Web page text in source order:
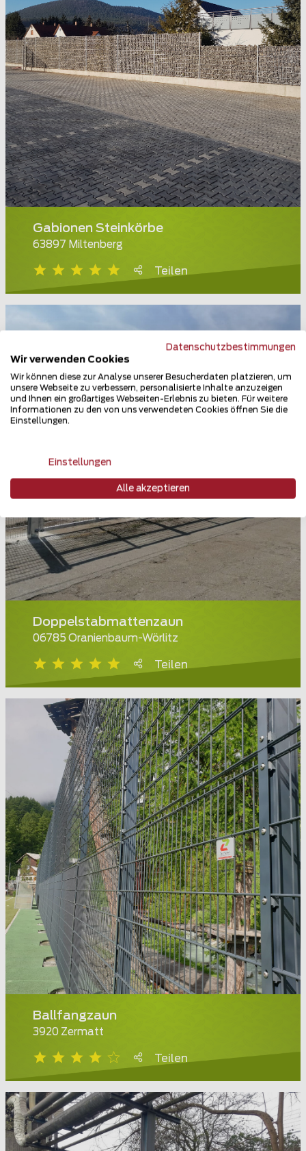
Gabionen Steinkörbe
63897 Miltenberg
Teilen
Doppelstabmattenzaun
06785 Oranienbaum-Wörlitz
Teilen
Ballfangzaun
3920 Zermatt
Teilen
Datenschutzbestimmungen
Wir verwenden Cookies
Wir können diese zur Analyse unserer Besucherdaten platzieren, um
unsere Webseite zu verbessern, personalisierte Inhalte anzuzeigen
und Ihnen ein großartiges Webseiten-Erlebnis zu bieten. Für weitere
Informationen zu den von uns verwendeten Cookies öffnen Sie die
Einstellungen.
Einstellungen
Alle akzeptieren